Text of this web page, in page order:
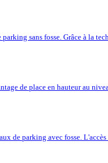
sans fosse. Grâce à la
de place en hauteur au
de parking avec fosse.